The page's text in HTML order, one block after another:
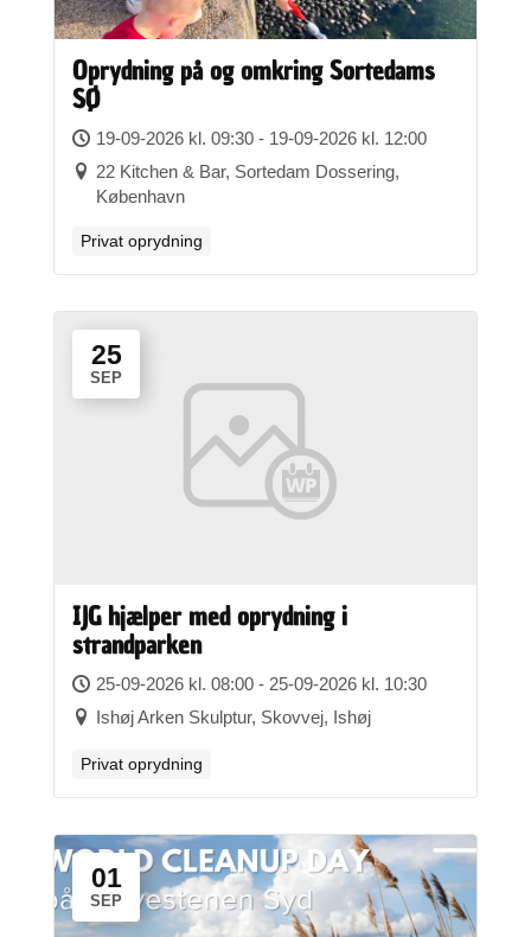
Oprydning på og omkring Sortedams
SØ
19-09-2026 kl. 09:30 - 19-09-2026 kl. 12:00
22 Kitchen & Bar, Sortedam Dossering,
København
Privat oprydning
25
SEP
IJG hjælper med oprydning i
strandparken
25-09-2026 kl. 08:00 - 25-09-2026 kl. 10:30
Ishøj Arken Skulptur, Skovvej, Ishøj
Privat oprydning
01
SEP